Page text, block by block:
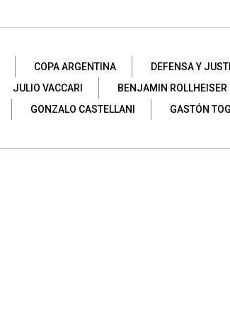
COPA ARGENTINA DEFENSA Y
JULIO VACCARI BENJAMIN ROLLHEISER
GONZALO CASTELLANI GASTÓN